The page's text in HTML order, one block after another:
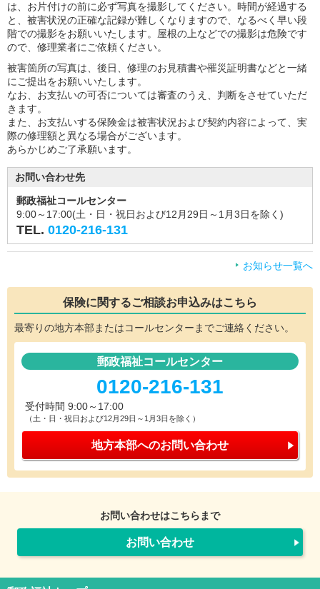
は、お片付けの前に必ず写真を撮影してください。時間が経過する
と、被害状況の正確な記録が難しくなりますので、なるべく早い段
階での撮影をお願いいたします。屋根の上などでの撮影は危険です
ので、修理業者にご依頼ください。
被害箇所の写真は、後日、修理のお見積書や罹災証明書などと一緒
にご提出をお願いいたします。
なお、お支払いの可否については審査のうえ、判断をさせていただ
きます。
また、お支払いする保険金は被害状況および契約内容によって、実
際の修理額と異なる場合がございます。
あらかじめご了承願います。
お問い合わせ先
郵政福祉コールセンター
9:00～17:00(土・日・祝日および12月29日～1月3日を除く)
TEL. 0120-216-131
お知らせ一覧へ
保険に関するご相談お申込みはこちら
最寄りの地方本部またはコールセンターまでご連絡ください。
郵政福祉コールセンター
0120-216-131
受付時間 9:00～17:00
（土・日・祝日および12月29日～1月3日を除く）
地方本部へのお問い合わせ
お問い合わせはこちらまで
お問い合わせ